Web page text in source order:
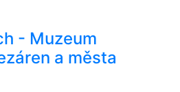
- Muzeum
a města